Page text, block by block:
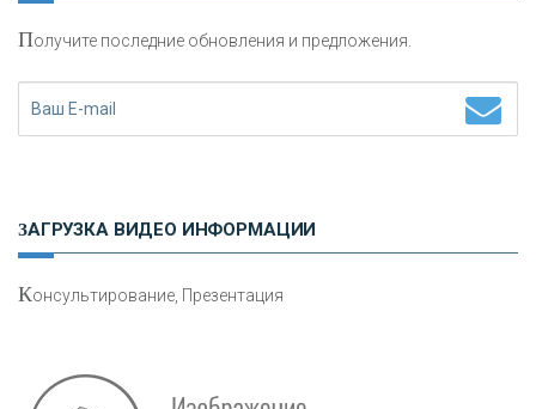
Получите последние обновления и предложения.
ЗАГРУЗКА ВИДЕО ИНФОРМАЦИИ
Консультирование, Презентация